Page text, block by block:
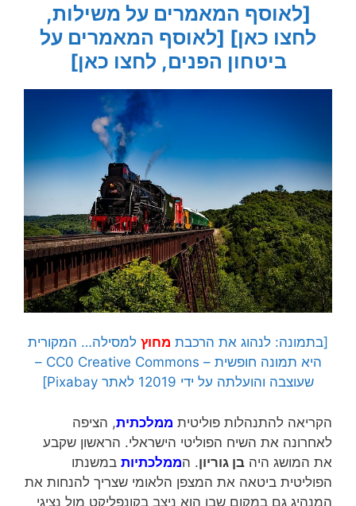
[לאוסף המאמרים על משילות,
לחצו כאן] [לאוסף המאמרים על
ביטחון הפנים, לחצו כאן]
[בתמונה: לנהוג את הרכבת מחוץ למסילה… המקורית
היא תמונה חופשית – CC0 Creative Commons –
שעוצבה והועלתה על ידי 12019 לאתר Pixabay]
הקריאה להתנהלות פוליטית ממלכתית, הציפה
לאחרונה את השיח הפוליטי הישראלי. הראשון שקבע
את המושג היה בן גוריון. הממלכתיות במשנתו
הפוליטית ביטאה את המצפן הלאומי שצריך להנחות את
המנהיג גם במקום שבו הוא ניצב בקונפליקט מול נציגי